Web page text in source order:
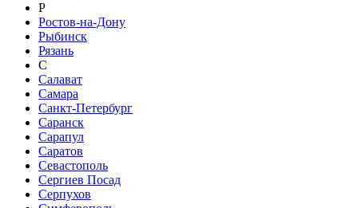
Р
Ростов-на-Дону
Рыбинск
Рязань
С
Салават
Самара
Санкт-Петербург
Саранск
Сарапул
Саратов
Севастополь
Сергиев Посад
Серпухов